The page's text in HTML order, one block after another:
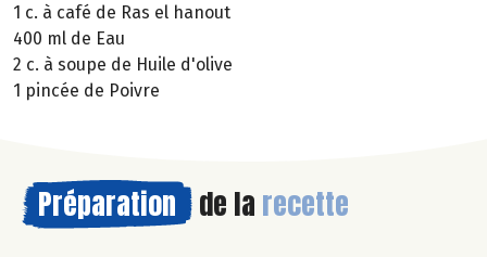
1 c. à café de Ras el hanout
400 ml de Eau
2 c. à soupe de Huile d'olive
1 pincée de Poivre
Préparation de la recette